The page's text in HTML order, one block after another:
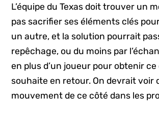
L’équipe du Texas doit trouver un
pas sacrifier ses éléments clés
un autre, et la solution pourrait
repêchage, ou du moins par
en plus d’un joueur pour obtenir ce
souhaite en retour. On devrait voir
mouvement de ce côté dans les